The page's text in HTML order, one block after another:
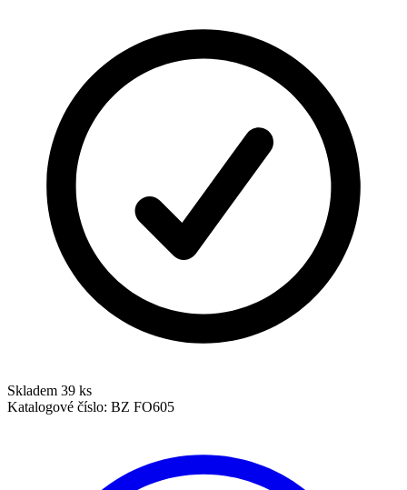
Skladem 39 ks
Katalogové číslo: BZ FO605